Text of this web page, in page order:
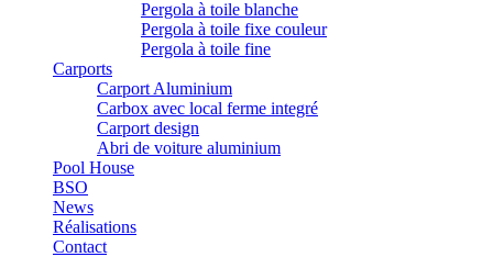
Pergola à toile blanche
Pergola à toile fixe couleur
Pergola à toile fine
Carports
Carport Aluminium
Carbox avec local ferme integré
Carport design
Abri de voiture aluminium
Pool House
BSO
News
Réalisations
Contact